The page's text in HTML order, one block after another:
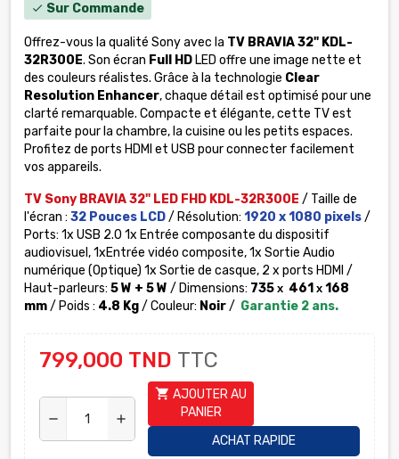
check Sur Commande
Offrez-vous la qualité Sony avec la TV BRAVIA 32" KDL-
32R300E. Son écran Full HD LED offre une image nette et
des couleurs réalistes. Grâce à la technologie Clear
Resolution Enhancer, chaque détail est optimisé pour une
clarté remarquable. Compacte et élégante, cette TV est
parfaite pour la chambre, la cuisine ou les petits espaces.
Profitez de ports HDMI et USB pour connecter facilement
vos appareils.
TV Sony BRAVIA 32" LED FHD KDL-32R300E / Taille de
l'écran : 32 Pouces LCD/ Résolution: 1920 x 1080 pixels/
Ports: 1x USB 2.0 1x Entrée composante du dispositif
audiovisuel, 1xEntrée vidéo composite, 1x Sortie Audio
numérique (Optique) 1x Sortie de casque, 2 x ports HDMI /
Haut-parleurs: 5 W + 5 W / Dimensions: 735 x 461 x 168
mm/ Poids : 4.8 Kg/ Couleur: Noir/ Garantie 2 ans.
799,000 TND TTC
remove add
shopping_cart AJOUTER AU
PANIER
ACHAT RAPIDE